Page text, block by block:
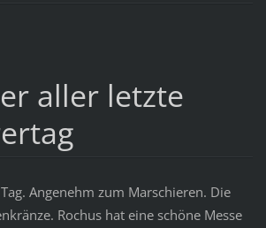
aller letzte
Angenehm zum Marschieren. Die
Rochus hat eine schöne Messe